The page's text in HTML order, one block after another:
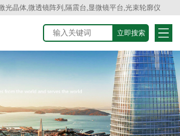
光晶体,微透镜阵列,隔震台,显微镜平台,光束轮廓仪